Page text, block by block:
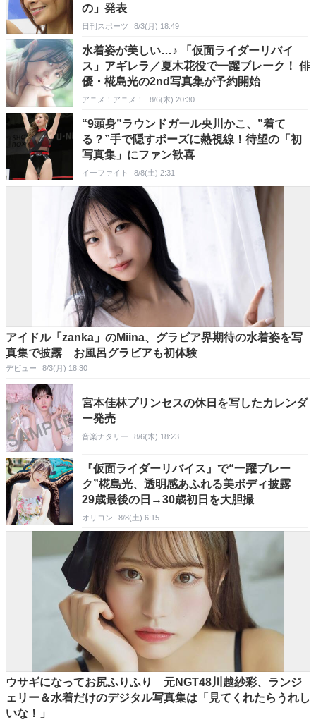
の」発表
日刊スポーツ 8/3(月) 18:49
水着姿が美しい…♪ 「仮面ライダーリバイ
ス」アギレラ／夏木花役で一躍ブレーク！ 俳
優・椛島光の2nd写真集が予約開始
アニメ！アニメ！ 8/6(木) 20:30
“9頭身”ラウンドガール央川かこ、”着て
る？”手で隠すポーズに熱視線！待望の「初
写真集」にファン歓喜
イーファイト 8/8(土) 2:31
アイドル「zanka」のMiina、グラビア界期待の水着姿を写
真集で披露 お風呂グラビアも初体験
デビュー 8/3(月) 18:30
宮本佳林プリンセスの休日を写したカレンダ
ー発売
音楽ナタリー 8/6(木) 18:23
『仮面ライダーリバイス』で“一躍ブレー
ク”椛島光、透明感あふれる美ボディ披露
29歳最後の日→30歳初日を大胆撮
オリコン 8/8(土) 6:15
ウサギになってお尻ふりふり 元NGT48川越紗彩、ランジ
ェリー＆水着だけのデジタル写真集は「見てくれたらうれし
いな！」